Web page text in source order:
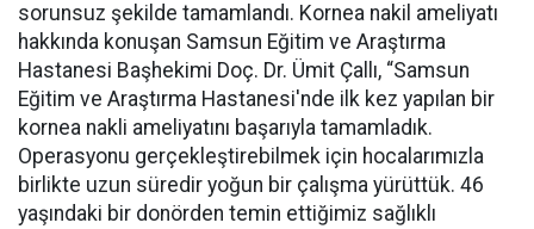
sorunsuz şekilde tamamlandı. Kornea nakil ameliyatı
hakkında konuşan Samsun Eğitim ve Araştırma
Hastanesi Başhekimi Doç. Dr. Ümit Çallı, “Samsun
Eğitim ve Araştırma Hastanesi'nde ilk kez yapılan bir
kornea nakli ameliyatını başarıyla tamamladık.
Operasyonu gerçekleştirebilmek için hocalarımızla
birlikte uzun süredir yoğun bir çalışma yürüttük. 46
yaşındaki bir donörden temin ettiğimiz sağlıklı